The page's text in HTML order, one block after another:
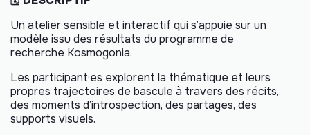
Un atelier sensible et interactif qui s’appuie sur un
modèle issu des résultats du programme de
recherche Kosmogonia.
Les participant·es explorent la thématique et leurs
propres trajectoires de bascule à travers des récits,
des moments d’introspection, des partages, des
supports visuels.